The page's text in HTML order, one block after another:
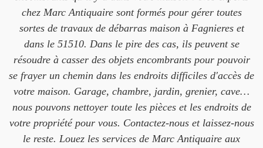
chez Marc Antiquaire sont formés pour gérer toutes
sortes de travaux de débarras maison à Fagnieres et
dans le 51510. Dans le pire des cas, ils peuvent se
résoudre à casser des objets encombrants pour pouvoir
se frayer un chemin dans les endroits difficiles d'accès de
votre maison. Garage, chambre, jardin, grenier, cave…
nous pouvons nettoyer toute les pièces et les endroits de
votre propriété pour vous. Contactez-nous et laissez-nous
le reste. Louez les services de Marc Antiquaire aux